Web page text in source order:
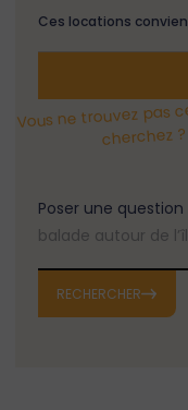
Ces locations
de disposer de
instants
groupes aspirant
Poser une question
Vous ne trouvez pas
cherchez ?
RECHERCHER